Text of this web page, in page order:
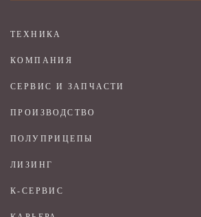
ТЕХНИКА
КОМПАНИЯ
СЕРВИС И ЗАПЧАСТИ
ПРОИЗВОДСТВО
ПОЛУПРИЦЕПЫ
ЛИЗИНГ
К-СЕРВИС